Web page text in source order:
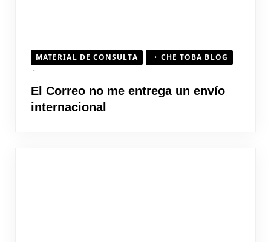
MATERIAL DE CONSULTA CHE TOBA BLOG
El Correo no me entrega un envío
internacional